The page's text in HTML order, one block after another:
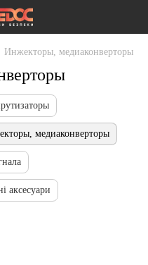
Инжекторы, медиаконверторы
медиаконверторы
аксесуари